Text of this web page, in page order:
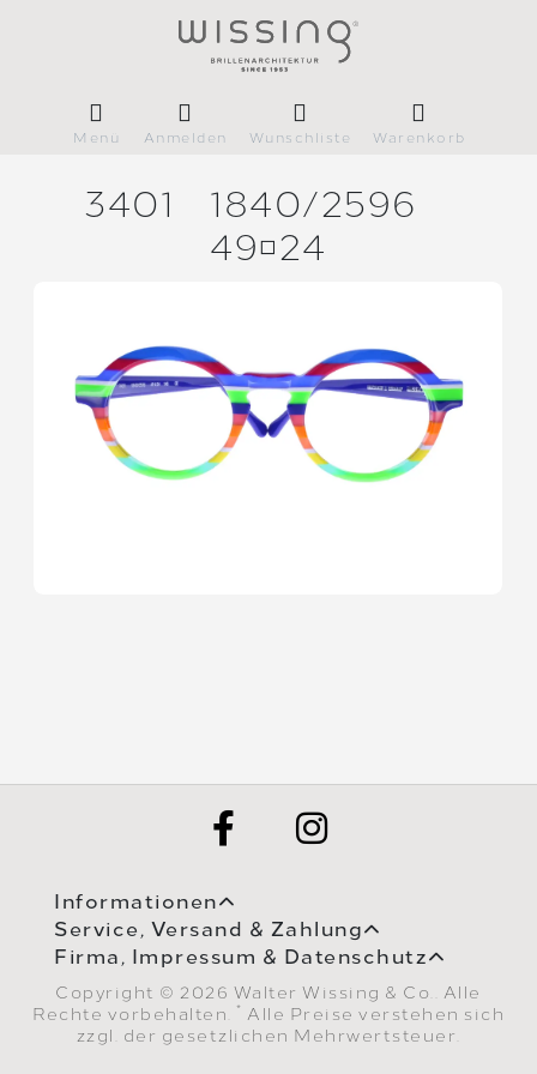
Menü Anmelden Wunschliste Warenkorb
3401 1840/2596
4924
Informationen
Service, Versand & Zahlung
Firma, Impressum & Datenschutz
Copyright © 2026 Walter Wissing & Co.. Alle
Rechte vorbehalten.
* Alle Preise verstehen sich
zzgl. der gesetzlichen Mehrwertsteuer.